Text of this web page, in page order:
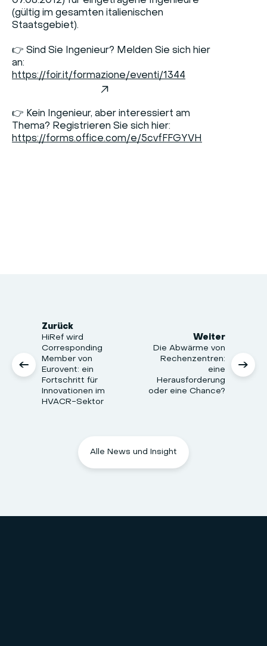
(gültig im gesamten italienischen
Staatsgebiet).
👉 Sind Sie Ingenieur? Melden Sie sich hier
an:
https://foir.it/formazione/eventi/1344
👉 Kein Ingenieur, aber interessiert am
Thema? Registrieren Sie sich hier:
https://forms.office.com/e/5cvfFFGYVH
Zurück
HiRef wird
Corresponding
Member von
Eurovent: ein
Fortschritt für
Innovationen im
HVACR-Sektor
Weiter
Die Abwärme von
Rechenzentren:
eine
Herausforderung
oder eine Chance?
Alle News und Insight